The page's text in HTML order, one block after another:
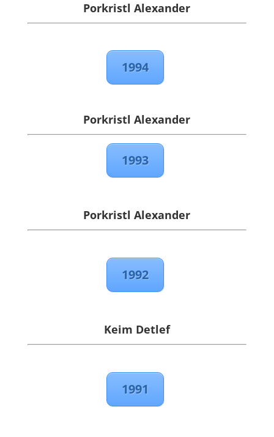
Porkristl Alexander
1994
Porkristl Alexander
1993
Porkristl Alexander
1992
Keim Detlef
1991